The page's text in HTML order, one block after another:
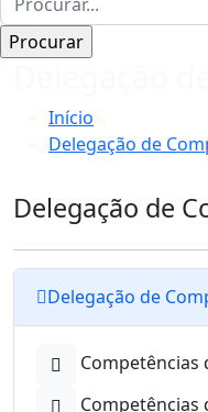
Início
Delegação de
Delegação de
Delegação de
Competências
Competências